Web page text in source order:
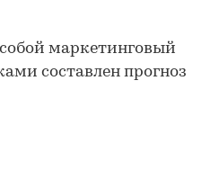
маркетинговый
составлен прогноз